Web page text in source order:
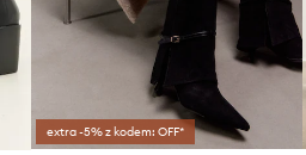
extra -5% z kodem: OFF*